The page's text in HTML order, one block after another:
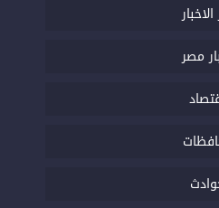
مصر